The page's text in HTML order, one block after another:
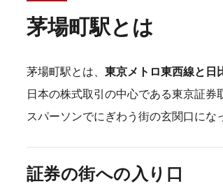
茅場町駅とは
茅場町駅とは、 東京メトロ東西線と日
日本の株式取引の中心である東京証券
スパーソンでにぎわう街の玄関口にな
証券の街への入り口